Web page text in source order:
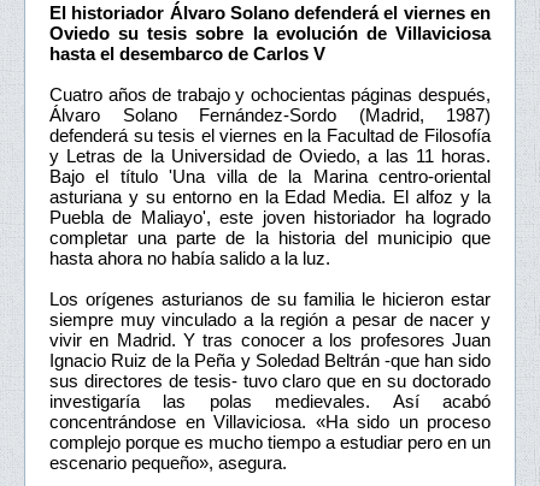
El historiador Álvaro Solano defenderá el viernes en
Oviedo su tesis sobre la evolución de Villaviciosa
hasta el desembarco de Carlos V
Cuatro años de trabajo y ochocientas páginas después,
Álvaro Solano Fernández-Sordo (Madrid, 1987)
defenderá su tesis el viernes en la Facultad de Filosofía
y Letras de la Universidad de Oviedo, a las 11 horas.
Bajo el título 'Una villa de la Marina centro-oriental
asturiana y su entorno en la Edad Media. El alfoz y la
Puebla de Maliayo', este joven historiador ha logrado
completar una parte de la historia del municipio que
hasta ahora no había salido a la luz.
Los orígenes asturianos de su familia le hicieron estar
siempre muy vinculado a la región a pesar de nacer y
vivir en Madrid. Y tras conocer a los profesores Juan
Ignacio Ruiz de la Peña y Soledad Beltrán -que han sido
sus directores de tesis- tuvo claro que en su doctorado
investigaría las polas medievales. Así acabó
concentrándose en Villaviciosa. «Ha sido un proceso
complejo porque es mucho tiempo a estudiar pero en un
escenario pequeño», asegura.